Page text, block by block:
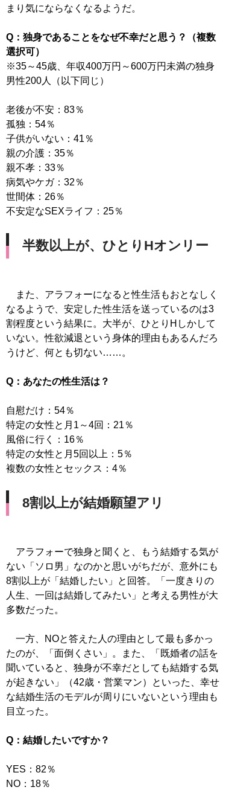
まり気にならなくなるようだ。
Q：独身であることをなぜ不幸だと思う？（複数
選択可）
※35～45歳、年収400万円～600万円未満の独身
男性200人（以下同じ）
老後が不安：83％
孤独：54％
子供がいない：41％
親の介護：35％
親不孝：33％
病気やケガ：32％
世間体：26％
不安定なSEXライフ：25％
半数以上が、ひとりHオンリー
また、アラフォーになると性生活もおとなしく
なるようで、安定した性生活を送っているのは3
割程度という結果に。大半が、ひとりHしかして
いない。性欲減退という身体的理由もあるんだろ
うけど、何とも切ない……。
Q：あなたの性生活は？
自慰だけ：54％
特定の女性と月1～4回：21％
風俗に行く：16％
特定の女性と月5回以上：5％
複数の女性とセックス：4％
8割以上が結婚願望アリ
アラフォーで独身と聞くと、もう結婚する気が
ない「ソロ男」なのかと思いがちだが、意外にも
8割以上が「結婚したい」と回答。「一度きりの
人生、一回は結婚してみたい」と考える男性が大
多数だった。
一方、NOと答えた人の理由として最も多かっ
たのが、「面倒くさい」。また、「既婚者の話を
聞いていると、独身が不幸だとしても結婚する気
が起きない」（42歳・営業マン）といった、幸せ
な結婚生活のモデルが周りにいないという理由も
目立った。
Q：結婚したいですか？
YES：82％
NO：18％